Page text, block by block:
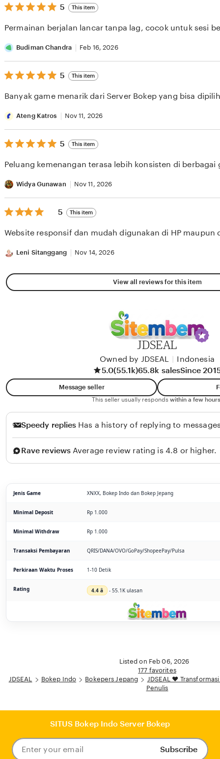
5
out
5
5 This item
Permainan berjalan lancar tanpa lag, cocok untuk sesi
Budiman Chandra Feb 16, 2026
5
out
5
5 This item
Banyak game menarik dari Server Bokep yang bisa
Ateng Katros Nov 11, 2026
5
out
5
5 This item
Peluang kemenangan terasa lebih konsisten di berbagai
Widya Gunawan Nov 11, 2026
5
out
5
5 This item
Website responsif dan mudah digunakan di HP maupun
Leni Sitanggang Nov 14, 2026
View all reviews for this item
JDSEAL
Owned by JDSEAL
Indonesia
5.0(55.1k)65.8k salesSince
Message seller
This seller usually responds within a few
Speedy replies Has a history of replying to
Rave reviews Average review rating is 4.8 or higher.
Jenis Game XNXX, Bokep Indo dan Bokep Jepang
Minimal Deposit Rp 1.000
Minimal Withdraw Rp 1.000
Transaksi Pembayaran QRIS/DANA/OVO/GoPay/ShopeePay/Pulsa
Perkiraan Waktu Proses 1-10 Detik
Rating 4.4 â­ - 55.1K ulasan
Listed on Feb 06, 2026
177 favorites
JDSEAL
Bokep Indo Bokepers Jepang
JDSEAL ❤️
Penulis
SITUS Bokep Indo Server Bokep
Enter
Subscribe